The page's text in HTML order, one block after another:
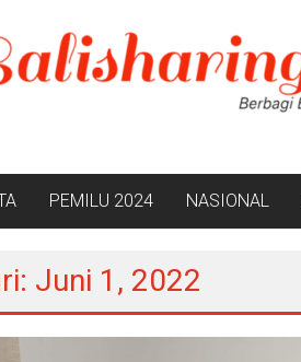
PEMILU 2024 NASIONAL
Juni 1, 2022